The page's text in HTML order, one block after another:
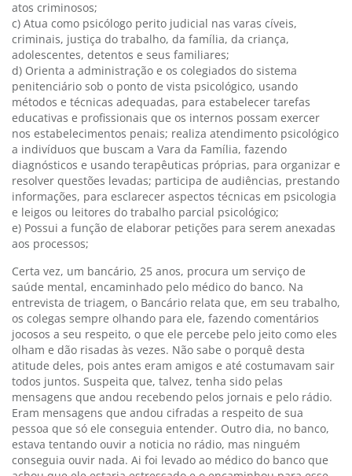
atos criminosos;
c) Atua como psicólogo perito judicial nas varas cíveis,
criminais, justiça do trabalho, da família, da criança,
adolescentes, detentos e seus familiares;
d) Orienta a administração e os colegiados do sistema
penitenciário sob o ponto de vista psicológico, usando
métodos e técnicas adequadas, para estabelecer tarefas
educativas e profissionais que os internos possam exercer
nos estabelecimentos penais; realiza atendimento psicológico
a indivíduos que buscam a Vara da Família, fazendo
diagnósticos e usando terapêuticas próprias, para organizar e
resolver questões levadas; participa de audiências, prestando
informações, para esclarecer aspectos técnicas em psicologia
e leigos ou leitores do trabalho parcial psicológico;
e) Possui a função de elaborar petições para serem anexadas
aos processos;
Certa vez, um bancário, 25 anos, procura um serviço de
saúde mental, encaminhado pelo médico do banco. Na
entrevista de triagem, o Bancário relata que, em seu trabalho,
os colegas sempre olhando para ele, fazendo comentários
jocosos a seu respeito, o que ele percebe pelo jeito como eles
olham e dão risadas às vezes. Não sabe o porquê desta
atitude deles, pois antes eram amigos e até costumavam sair
todos juntos. Suspeita que, talvez, tenha sido pelas
mensagens que andou recebendo pelos jornais e pelo rádio.
Eram mensagens que andou cifradas a respeito de sua
pessoa que só ele conseguia entender. Outro dia, no banco,
estava tentando ouvir a noticia no rádio, mas ninguém
conseguia ouvir nada. Ai foi levado ao médico do banco que